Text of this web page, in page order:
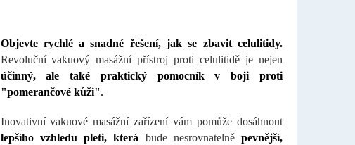
Objevte rychlé a snadné řešení, jak se zbavit celulitidy.
Revoluční vakuový masážní přístroj proti celulitidě je nejen
účinný, ale také praktický pomocník v boji proti
"pomerančové kůži".
Inovativní vakuové masážní zařízení vám pomůže dosáhnout
lepšího vzhledu pleti, která bude nesrovnatelně pevnější,